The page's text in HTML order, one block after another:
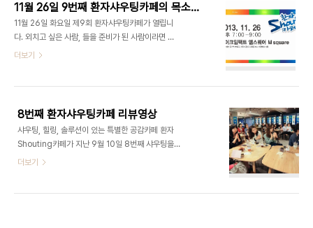
11월 26일 9번째 환자샤우팅카페의 목소리를 들어주세요
11월 26일 화요일 제9회 환자샤우팅카페가 열립니
다. 외치고 싶은 사람, 들을 준비가 된 사람이라면 누
구나 환영합니다. 종각역 4번출구 엠스퀘어, 9번째
더보기
8번째 환자샤우팅카페 리뷰영상
샤우팅, 힐링, 솔루션이 있는 특별한 공감카페 환자
Shouting카페가 지난 9월 10일 8번째 샤우팅을
했습니다. 뇌출혈로 뇌사 후 6명에게 장기기증을 하
더보기